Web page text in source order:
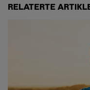
RELATERTE